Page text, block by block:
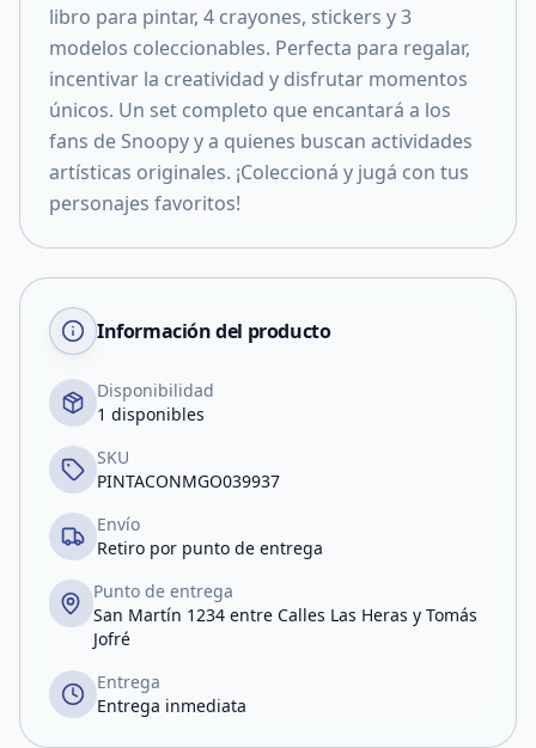
libro para pintar, 4 crayones, stickers y 3
modelos coleccionables. Perfecta para regalar,
incentivar la creatividad y disfrutar momentos
únicos. Un set completo que encantará a los
fans de Snoopy y a quienes buscan actividades
artísticas originales. ¡Coleccioná y jugá con tus
personajes favoritos!
Información del producto
Disponibilidad
1 disponibles
SKU
PINTACONMGO039937
Envío
Retiro por punto de entrega
Punto de entrega
San Martín 1234 entre Calles Las Heras y Tomás
Jofré
Entrega
Entrega inmediata